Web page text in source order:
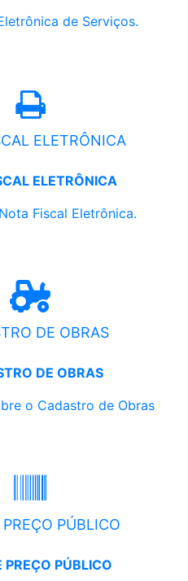
de Serviços.
ELETRÔNICA
ELETRÔNICA
Fiscal Eletrônica.
DE OBRAS
DE OBRAS
o Cadastro de Obras
PÚBLICO
PREÇO PÚBLICO